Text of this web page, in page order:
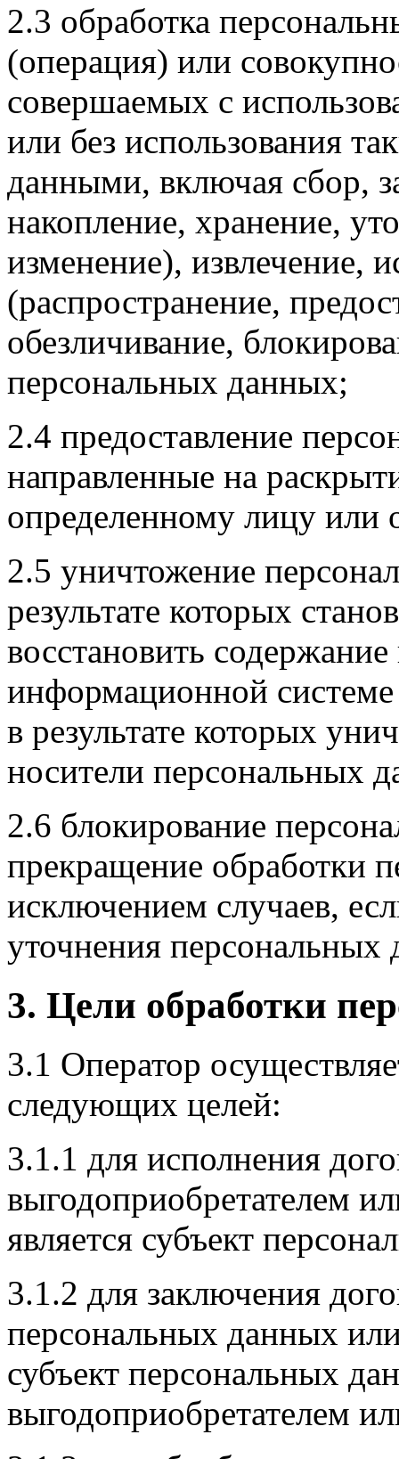
2.3 обработка
(операция) или
совершаемых с
или без использования
данными, включая сбор,
накопление, хранение,
изменение), извлечение,
(распространение,
обезличивание,
персональных данных;
2.4 предоставление
направленные на
определенному лицу или
2.5 уничтожение
результате которых
восстановить
информационной
в результате которых
носители персональных
2.6 блокирование
прекращение обработки
исключением случаев,
уточнения персональных
3. Цели обработки
3.1 Оператор
следующих целей:
3.1.1 для исполнения
выгодоприобретателем
является субъект
3.1.2 для заключения
персональных данных
субъект персональных
выгодоприобретателем